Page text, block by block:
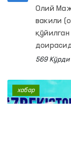
Олий
вакили
569 Кўрди
хабар